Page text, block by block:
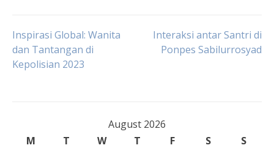
Post
navigation
Inspirasi Global: Wanita
dan Tantangan di
Kepolisian 2023
Interaksi antar Santri di
Ponpes Sabilurrosyad
August 2026
M
T W T F S
S